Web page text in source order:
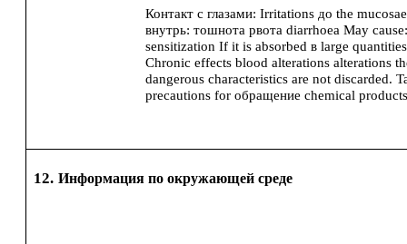
Контакт с глазами: Irritations до the mucosae
внутрь: тошнота рвота diarrhoea May
sensitization If it is absorbed в large
Chronic effects blood alterations alterations
dangerous characteristics are not discarded.
precautions for обращение chemical
12. Информация по окружающей среде